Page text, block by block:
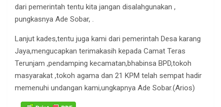
dari pemerintah tentu kita jangan disalahgunakan ,
pungkasnya Ade Sobar, .
Lanjut kades,tentu juga kami dari pemerintah Desa karang
Jaya,mengucapkan terimakasih kepada Camat Teras
Terunjam ,pendamping kecamatan,bhabinsa BPD,tokoh
masyarakat ,tokoh agama dan 21 KPM telah sempat hadir
memenuhi undangan kami,ungkapnya Ade Sobar.(Arios)